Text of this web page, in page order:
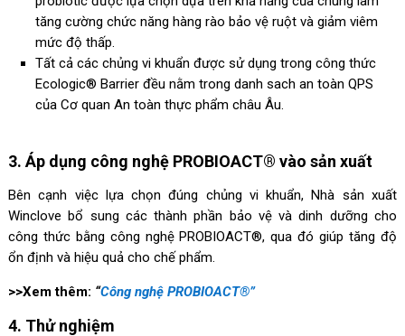
tăng cường chức năng hàng rào bảo vệ ruột và giảm viêm
mức độ thấp.
Tất cả các chủng vi khuẩn được sử dụng trong công thức
Ecologic® Barrier đều nằm trong danh sach an toàn QPS
của Cơ quan An toàn thực phẩm châu Âu.
3. Áp dụng công nghệ PROBIOACT® vào sản xuất
Bên cạnh việc lựa chọn đúng chủng vi khuẩn, Nhà sản xuất
Winclove bổ sung các thành phần bảo vệ và dinh dưỡng cho
công thức bằng công nghệ PROBIOACT®, qua đó giúp tăng độ
ổn định và hiệu quả cho chế phẩm.
>>Xem thêm: “Công nghệ PROBIOACT®”
4. Thử nghiệm